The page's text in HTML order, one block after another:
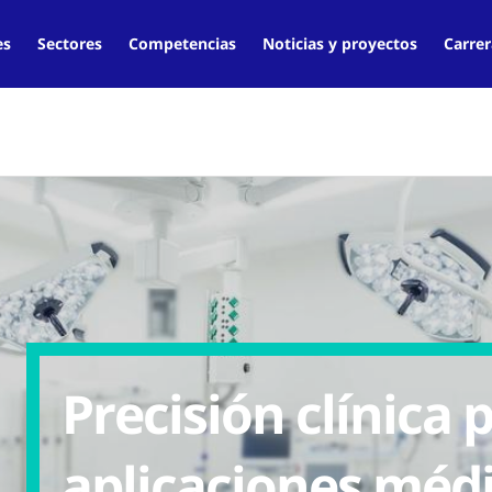
Sectores Competencias Noticias y proyectos
Precisión clínica